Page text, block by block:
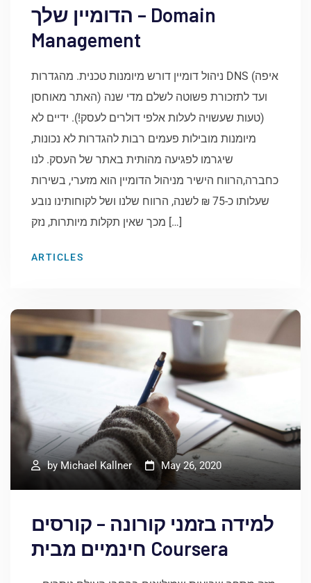
הדומיין שלך – Domain
Management
ניהול דומיין דורש מיומנות טכנית. מהגדרות DNS (איפה
האתר מאוחסן) ועד לתזכורת פשוטה לשלם מדי שנה
(טעות שעשויה לעלות אלפי דולרים לעסק!). ידיים לא
מיומנות מובילות פעמים רבות להגדרות לא נכונות,
שיגרמו לפגיעה מהותית באתר של העסק. לנו
כחברה,הרווח הישיר מניהול הדומיין הוא מזערי, בשירות
שעלותו כ-75 ₪ לשנה, הרווח שלנו ושל לקוחותינו נובע
מכך שאין תקלות מיותרות, נזק […]
ARTICLES
byMichael Kallner May 26, 2020
למידה בזמני קורונה – קורסים
חינמיים מבית Coursera